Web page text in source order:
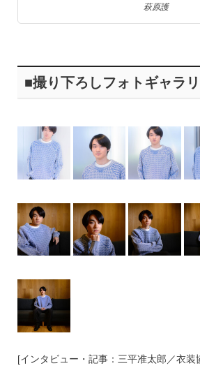
萩原護
■撮り下ろしフォトギャラ
[インタビュー・記事：三平准太郎／衣装